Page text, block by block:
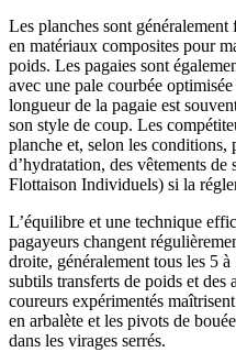
Les planches sont
en matériaux composites pour
poids. Les pagaies sont
avec une pale courbée
longueur de la pagaie est
son style de coup. Les
planche et, selon les conditions,
d’hydratation, des vêtements
Flottaison Individuels) si la
L’équilibre et une technique
pagayeurs changent
droite, généralement tous les 5
subtils transferts de poids et des
coureurs expérimentés
en arbalète et les pivots de
dans les virages serrés.